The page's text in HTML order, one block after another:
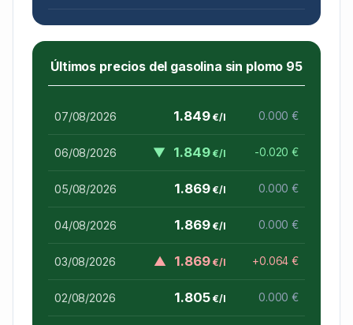
Últimos precios del gasolina sin plomo 95
07/08/2026 1.849€/l 0.000 €
06/08/2026 ▼ 1.849€/l -0.020 €
05/08/2026 1.869€/l 0.000 €
04/08/2026 1.869€/l 0.000 €
03/08/2026 ▲ 1.869€/l +0.064 €
02/08/2026 1.805€/l 0.000 €